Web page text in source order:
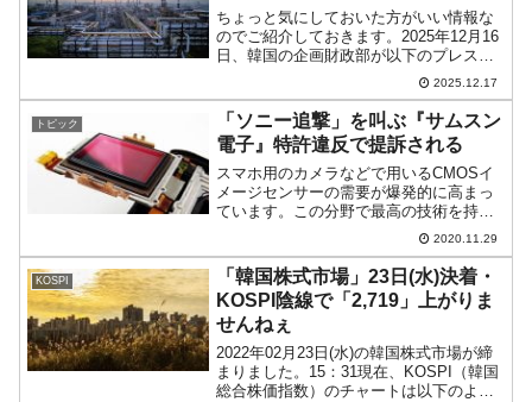
ちょっと気にしておいた方がいい情報な
のでご紹介しておきます。2025年12月16
日、韓国の企画財政部が以下のプレスリ
リースを出しました。タイトルは「精油
産業の戦略的転換と持続可能な成長の議
論」です。⇒参照・引用元：『韓国 企画
財政部』公式サ...
2025.12.17
トピック
「ソニー追撃」を叫ぶ『サムスン
電子』特許違反で提訴される
スマホ用のカメラなどで用いるCMOSイ
メージセンサーの需要が爆発的に高まっ
ています。この分野で最高の技術を持
ち、世界シェアのほぼ半分を押さえてい
るのは『ソニー』です。韓国の『サムス
ン電子』は世界シェア約21％で第2位。同
社は「ソニーを追撃だ...
2020.11.29
KOSPI
「韓国株式市場」23日(水)決着・
KOSPI陰線で「2,719」上がりま
せんねぇ
2022年02月23日(水)の韓国株式市場が締
まりました。15：31現在、KOSPI（韓国
総合株価指数）のチャートは以下のよう